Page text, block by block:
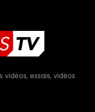
essais, vidéos